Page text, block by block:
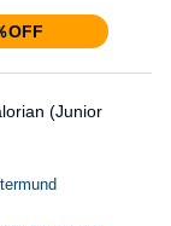
OFF
(Junior